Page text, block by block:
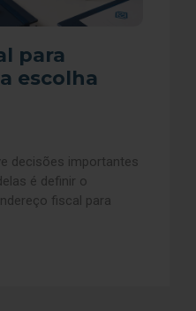
para
escolha
decisões importantes
é definir o
fiscal para